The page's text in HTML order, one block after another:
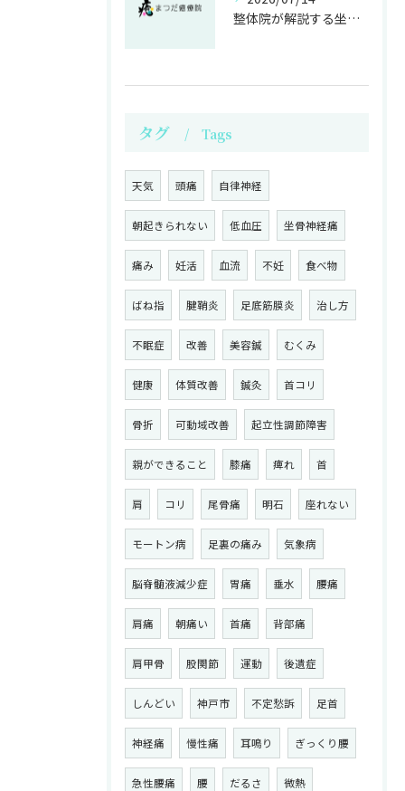
整体院が解説する坐骨神経痛の原因と痛み軽減法
タグ Tags
天気 頭痛 自律神経
朝起きられない 低血圧 坐骨神経痛
痛み 妊活 血流 不妊 食べ物
ばね指 腱鞘炎 足底筋膜炎 治し方
不眠症 改善 美容鍼 むくみ
健康 体質改善 鍼灸 首コリ
骨折 可動域改善 起立性調節障害
親ができること 膝痛 痺れ 首
肩 コリ 尾骨痛 明石 座れない
モートン病 足裏の痛み 気象病
脳脊髄液減少症 胃痛 垂水 腰痛
肩痛 朝痛い 首痛 背部痛
肩甲骨 股関節 運動 後遺症
しんどい 神戸市 不定愁訴 足首
神経痛 慢性痛 耳鳴り ぎっくり腰
急性腰痛 腰 だるさ 微熱